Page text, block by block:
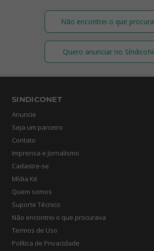
Não encontrei o que
Quero anunciar no
SINDICONET
Anuncie
Seja um parceiro
Contato
Imprensa e Jornalismo
Cadastre-se
Mídia Kit
Quem somos
Suporte Técnico
Não encontrei o que procurava
Termos de Uso
Política de Privacidade